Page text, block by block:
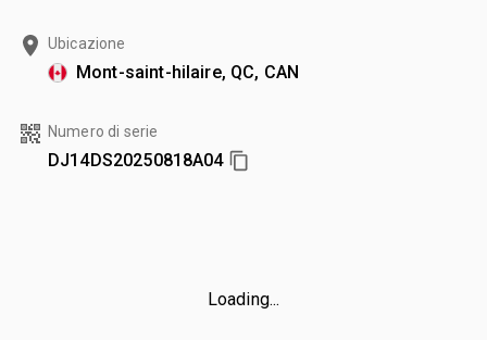
Ubicazione
Mont-saint-hilaire, QC, CAN
Numero di serie
DJ14DS20250818A04
Loading...